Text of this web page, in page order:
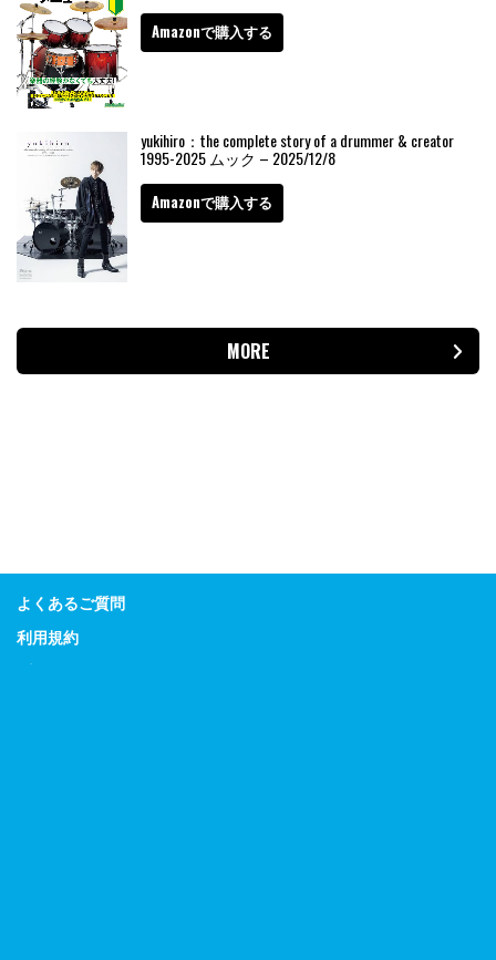
Amazonで購入する
yukihiro：the complete story of a drummer & creator
1995-2025 ムック – 2025/12/8
Amazonで購入する
MORE
よくあるご質問
利用規約
プライバシーポリシー